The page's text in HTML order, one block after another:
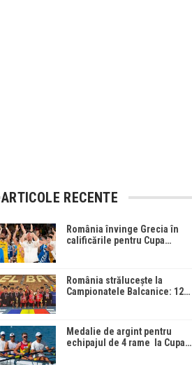
ARTICOLE RECENTE
România învinge Grecia în
calificările pentru Cupa…
România strălucește la
Campionatele Balcanice: 12…
Medalie de argint pentru
echipajul de 4 rame la Cupa…